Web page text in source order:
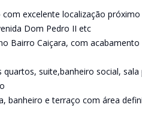
excelente localização
Dom Pedro II etc
Bairro Caiçara, com
suite,banheiro social,
banheiro e terraço com área